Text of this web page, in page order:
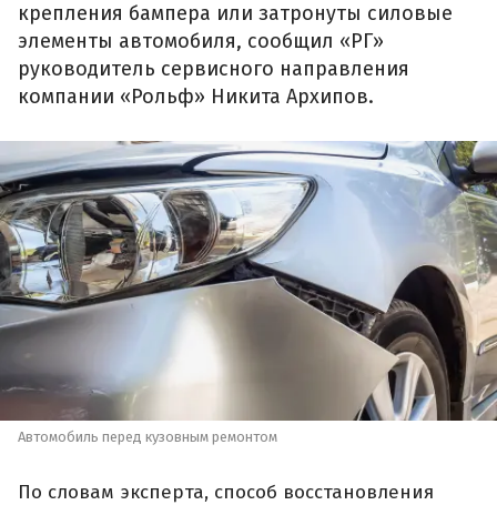
крепления бампера или затронуты силовые
элементы автомобиля, сообщил «РГ»
руководитель сервисного направления
компании «Рольф» Никита Архипов.
Автомобиль перед кузовным ремонтом
По словам эксперта, способ восстановления